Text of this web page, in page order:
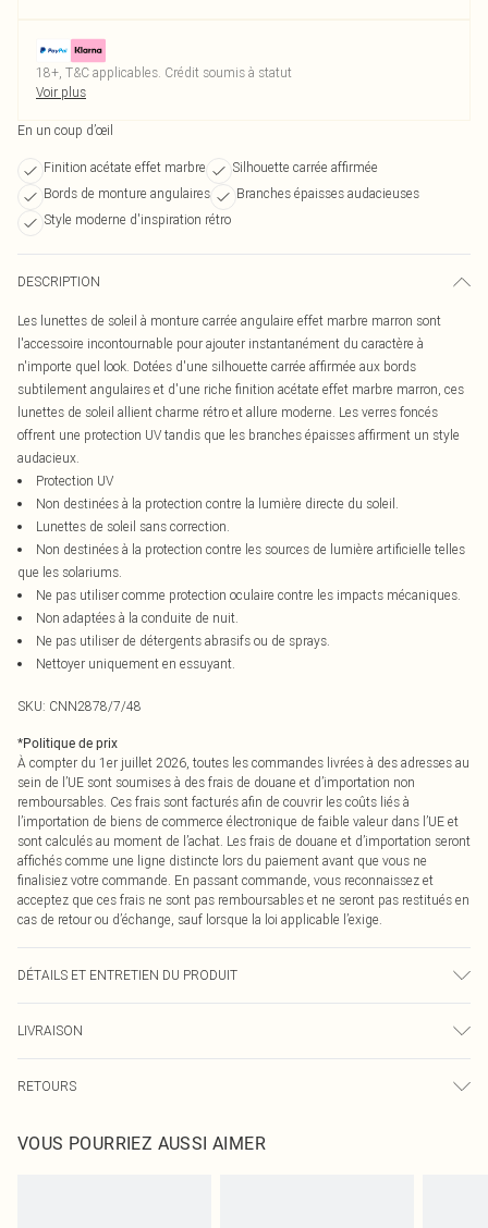
18+, T&C applicables. Crédit soumis à statut
Voir plus
En un coup d’œil
Finition acétate effet marbre
Silhouette carrée affirmée
Bords de monture angulaires
Branches épaisses audacieuses
Style moderne d'inspiration rétro
DESCRIPTION
Les lunettes de soleil à monture carrée angulaire effet marbre marron sont
l'accessoire incontournable pour ajouter instantanément du caractère à
n'importe quel look. Dotées d'une silhouette carrée affirmée aux bords
subtilement angulaires et d'une riche finition acétate effet marbre marron, ces
lunettes de soleil allient charme rétro et allure moderne. Les verres foncés
offrent une protection UV tandis que les branches épaisses affirment un style
audacieux.
Protection UV
Non destinées à la protection contre la lumière directe du soleil.
Lunettes de soleil sans correction.
Non destinées à la protection contre les sources de lumière artificielle telles
que les solariums.
Ne pas utiliser comme protection oculaire contre les impacts mécaniques.
Non adaptées à la conduite de nuit.
Ne pas utiliser de détergents abrasifs ou de sprays.
Nettoyer uniquement en essuyant.
SKU: CNN2878/7/48
*Politique de prix
À compter du 1er juillet 2026, toutes les commandes livrées à des adresses au
sein de l’UE sont soumises à des frais de douane et d’importation non
remboursables. Ces frais sont facturés afin de couvrir les coûts liés à
l’importation de biens de commerce électronique de faible valeur dans l’UE et
sont calculés au moment de l’achat. Les frais de douane et d’importation seront
affichés comme une ligne distincte lors du paiement avant que vous ne
finalisiez votre commande. En passant commande, vous reconnaissez et
acceptez que ces frais ne sont pas remboursables et ne seront pas restitués en
cas de retour ou d’échange, sauf lorsque la loi applicable l’exige.
DÉTAILS ET ENTRETIEN DU PRODUIT
LIVRAISON
Livraison express France
Jusqu'à 2-3 jours ouvrables
RETOURS
pour nous retourner un article.
VOUS POURRIEZ AUSSI AIMER